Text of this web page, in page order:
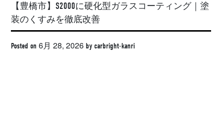
【豊橋市】S2000に硬化型ガラスコーティング｜塗
装のくすみを徹底改善
Posted on6月 28, 2026 bycarbright-kanri